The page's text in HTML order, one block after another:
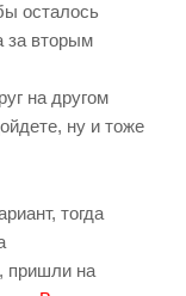
осталось
за вторым
на другом
ну и тоже
тогда
пришли на